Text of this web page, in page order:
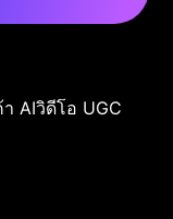
AIวิดีโอ UGC